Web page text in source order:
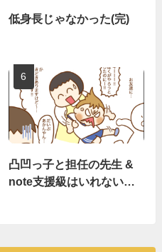
低身長じゃなかった(完)
凸凹っ子と担任の先生 &
note支援級はいれない…